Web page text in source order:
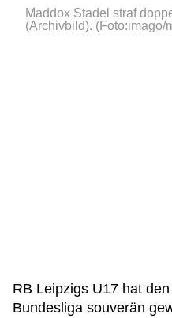
Maddox Stadel straf
(Archivbild). (Foto:imago/
RB Leipzigs U17 hat
Bundesliga souverän